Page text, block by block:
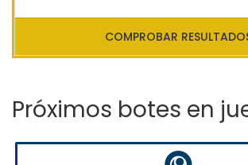
COMPROBAR
Próximos botes en